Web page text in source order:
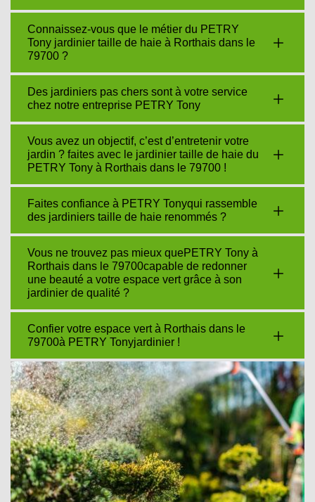
Connaissez-vous que le métier du PETRY
Tony jardinier taille de haie à Rorthais dans le
79700 ?
Des jardiniers pas chers sont à votre service
chez notre entreprise PETRY Tony
Vous avez un objectif, c’est d’entretenir votre
jardin ? faites avec le jardinier taille de haie du
PETRY Tony à Rorthais dans le 79700 !
Faites confiance à PETRY Tonyqui rassemble
des jardiniers taille de haie renommés ?
Vous ne trouvez pas mieux quePETRY Tony à
Rorthais dans le 79700capable de redonner
une beauté a votre espace vert grâce à son
jardinier de qualité ?
Confier votre espace vert à Rorthais dans le
79700à PETRY Tonyjardinier !